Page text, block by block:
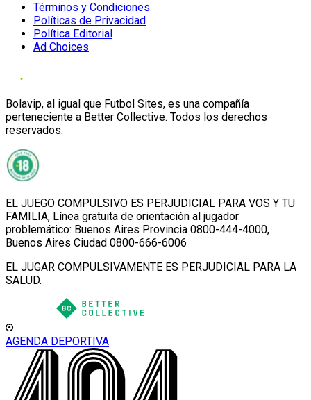
Términos y Condiciones
Políticas de Privacidad
Política Editorial
Ad Choices
Bolavip, al igual que Futbol Sites, es una compañía
perteneciente a Better Collective. Todos los derechos
reservados.
EL JUEGO COMPULSIVO ES PERJUDICIAL PARA VOS Y TU
FAMILIA, Línea gratuita de orientación al jugador
problemático: Buenos Aires Provincia 0800-444-4000,
Buenos Aires Ciudad 0800-666-6006
EL JUGAR COMPULSIVAMENTE ES PERJUDICIAL PARA LA
SALUD.
AGENDA DEPORTIVA